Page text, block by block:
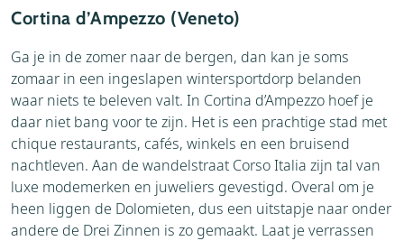
Cortina d’Ampezzo (Veneto)
Ga je in de zomer naar de bergen, dan kan je soms
zomaar in een ingeslapen wintersportdorp belanden
waar niets te beleven valt. In Cortina d’Ampezzo hoef je
daar niet bang voor te zijn. Het is een prachtige stad met
chique restaurants, cafés, winkels en een bruisend
nachtleven. Aan de wandelstraat Corso Italia zijn tal van
luxe modemerken en juweliers gevestigd. Overal om je
heen liggen de Dolomieten, dus een uitstapje naar onder
andere de Drei Zinnen is zo gemaakt. Laat je verrassen